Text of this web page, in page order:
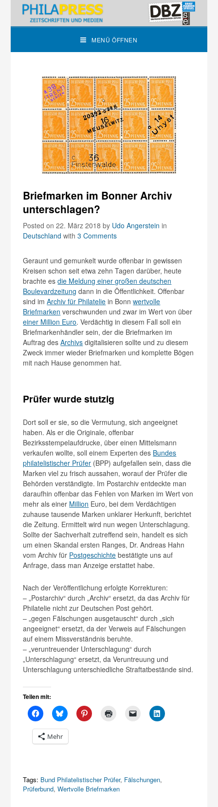
MENÜ ÖFFNEN
Briefmarken im Bonner Archiv
unterschlagen?
Posted on 22. März 2018by Udo Angerstein in
Deutschland with3 Comments
Geraunt und gemunkelt wurde offenbar in gewissen
Kreisen schon seit etwa zehn Tagen darüber, heute
brachte esdie Meldung einer großen deutschen
Boulevardzeitung dann in die Öffentlichkeit. Offenbar
sind imArchiv für Philatelie in Bonnwertvolle
Briefmarken verschwunden und zwar im Wert von über
einer Million Euro. Verdächtig in diesem Fall soll ein
Briefmarkenhändler sein, der die Briefmarken im
Auftrag desArchivs digitalisieren sollte und zu diesem
Zweck immer wieder Briefmarken und komplette Bögen
mit nach Hause genommen hat.
Prüfer wurde stutzig
Dort soll er sie, so die Vermutung, sich angeeignet
haben. Als er die Originale, offenbar
Bezirksstempelaufdrucke, über einen Mittelsmann
verkaufen wollte, soll einem Experten des Bundes
philatelistischer Prüfer (BPP) aufgefallen sein, dass die
Marken viel zu frisch aussahen, worauf der Prüfer die
Behörden verständigte. Im Postarchiv entdeckte man
daraufhin offenbar das Fehlen von Marken im Wert von
mehr als einer Million Euro, bei dem Verdächtigen
zuhause tausende Marken unklarer Herkunft, berichtet
die Zeitung. Ermittelt wird nun wegen Unterschlagung.
Sollte der Sachverhalt zutreffend sein, handelt es sich
um einen Skandal ersten Ranges, Dr. Andreas Hahn
vom Archiv für Postgeschichte bestätigte uns auf
Anfrage, dass man Anzeige erstattet habe.
Nach der Veröffentlichung erfolgte Korrekturen:
– „Postarchiv“ durch „Archiv“ ersetzt, da das Archiv für
Philatelie nicht zur Deutschen Post gehört.
– „gegen Fälschungen ausgetauscht“ durch „sich
angeeignet“ ersetzt, da der Verweis auf Fälschungen
auf einem Missverständnis beruhte.
– „veruntreuender Unterschlagung“ durch
„Unterschlagung“ ersetzt, da Veruntreuung und
Unterschlagung unterschiedliche Straftatbestände sind.
Teilen mit:
Mehr
Tags: Bund Philatelistischer Prüfer, Fälschungen,
Prüferbund,Wertvolle Briefmarken